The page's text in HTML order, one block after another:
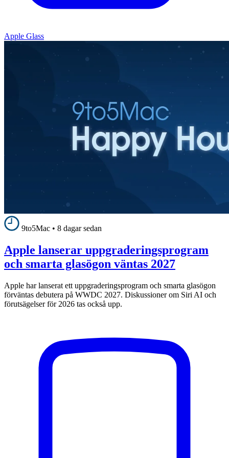
Apple Glass
9to5Mac • 8 dagar sedan
Apple lanserar uppgraderingsprogram
och smarta glasögon väntas 2027
Apple har lanserat ett uppgraderingsprogram och smarta glasögon
förväntas debutera på WWDC 2027. Diskussioner om Siri AI och
förutsägelser för 2026 tas också upp.